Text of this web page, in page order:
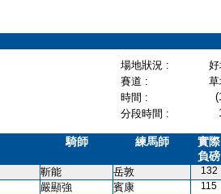
場地狀況 :
賽道 :
時間 :
分段時間 :
騎師 練馬師
實際
負磅
靳能 岳敦 132
嚴顯強 賓康 115